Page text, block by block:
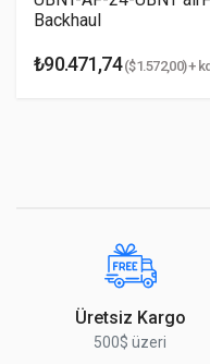
Backhaul
₺90.471,74($1.572,00) +
Üretsiz Kargo
500$ üzeri